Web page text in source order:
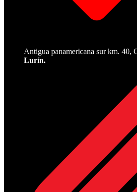
Antigua panamericana sur km. 40,
Lurín.